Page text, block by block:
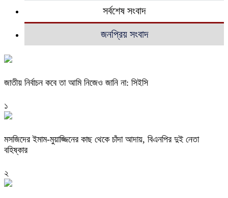
সর্বশেষ সংবাদ
জনপ্রিয় সংবাদ
জাতীয় নির্বাচন কবে তা আমি নিজেও জানি না: সিইসি
১
মসজিদের ইমাম-মুয়াজ্জিনের কাছ থেকে চাঁদা আদায়, বিএনপির দুই নেতা
বহিষ্কার
২